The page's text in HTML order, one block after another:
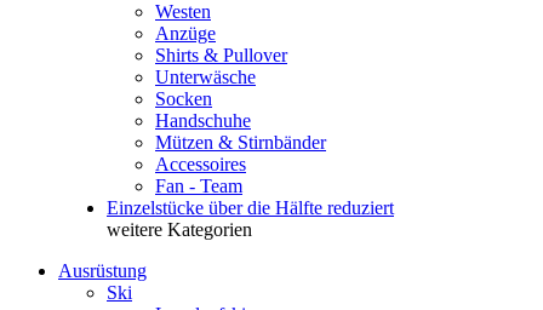
Westen
Anzüge
Shirts & Pullover
Unterwäsche
Socken
Handschuhe
Mützen & Stirnbänder
Accessoires
Fan - Team
Einzelstücke über die Hälfte reduziert
weitere Kategorien
Ausrüstung
Ski